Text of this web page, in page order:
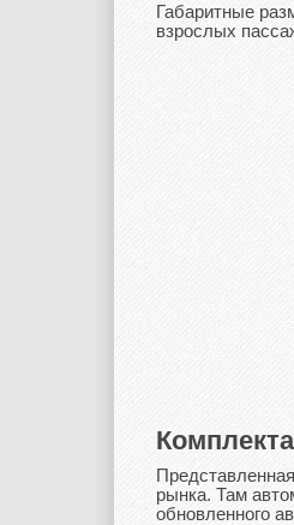
Габаритные
взрослых
рынка. Там
обновленного